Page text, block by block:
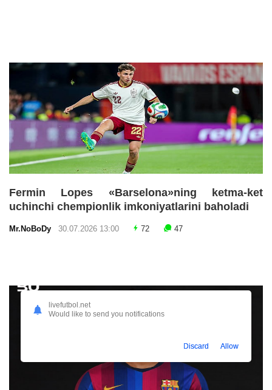
Fermin Lopes «Barselona»ning ketma-ket
uchinchi chempionlik imkoniyatlarini baholadi
Mr.NoBoDy 30.07.2026 13:00 72 47
livefutbol.net
Would like to send you notifications
Discard Allow